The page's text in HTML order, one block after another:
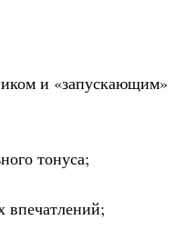
и «запускающим»
тонуса;
впечатлений;